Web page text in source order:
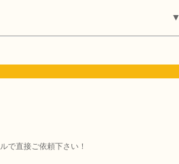
▼
で直接ご依頼下さい！